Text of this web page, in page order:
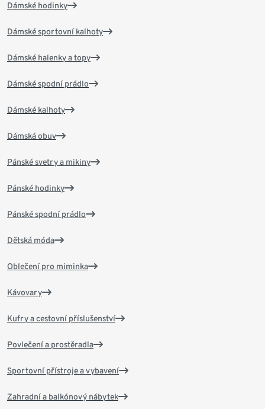
Dámské hodinky
Dámské sportovní kalhoty
Dámské halenky a topy
Dámské spodní prádlo
Dámské kalhoty
Dámská obuv
Pánské svetry a mikiny
Pánské hodinky
Pánské spodní prádlo
Dětská móda
Oblečení pro miminka
Kávovary
Kufry a cestovní příslušenství
Povlečení a prostěradla
Sportovní přístroje a vybavení
Zahradní a balkónový nábytek